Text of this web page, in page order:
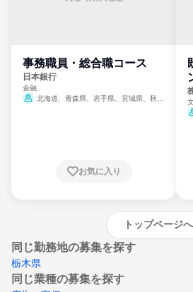
事務職員・総合職コース
日本銀行
金融
北海道、青森県、岩手県、宮城県、秋田
崎県、熊本県、大分県、宮崎県、鹿児島県、
お気に入り
トップページへ
同じ勤務地の募集を探す
栃木県
同じ業種の募集を探す